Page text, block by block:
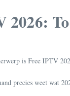
2026:
is Free IPTV
precies weet wat